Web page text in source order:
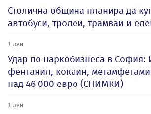
Столична община планира да
автобуси, тролеи, трамваи и
1 ден
Удар по наркобизнеса в София:
фентанил, кокаин,
над 46 000 евро (СНИМКИ)
1 ден